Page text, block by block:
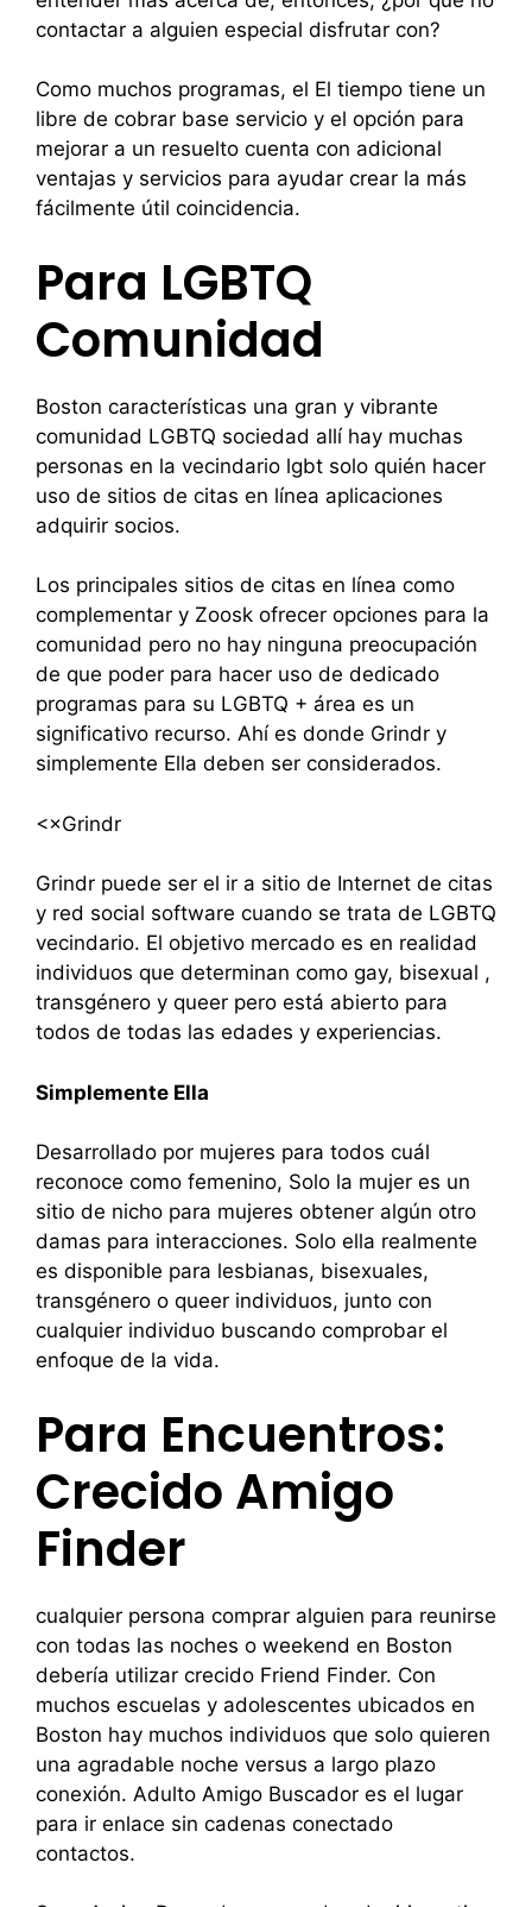
contactar a alguien especial disfrutar con?
Como muchos programas, el El tiempo tiene un
libre de cobrar base servicio y el opción para
mejorar a un resuelto cuenta con adicional
ventajas y servicios para ayudar crear la más
fácilmente útil coincidencia.
Para LGBTQ
Comunidad
Boston características una gran y vibrante
comunidad LGBTQ sociedad allí hay muchas
personas en la vecindario lgbt solo quién hacer
uso de sitios de citas en línea aplicaciones
adquirir socios.
Los principales sitios de citas en línea como
complementar y Zoosk ofrecer opciones para la
comunidad pero no hay ninguna preocupación
de que poder para hacer uso de dedicado
programas para su LGBTQ + área es un
significativo recurso. Ahí es donde Grindr y
simplemente Ella deben ser considerados.
<×Grindr
Grindr puede ser el ir a sitio de Internet de citas
y red social software cuando se trata de LGBTQ
vecindario. El objetivo mercado es en realidad
individuos que determinan como gay, bisexual ,
transgénero y queer pero está abierto para
todos de todas las edades y experiencias.
Simplemente Ella
Desarrollado por mujeres para todos cuál
reconoce como femenino, Solo la mujer es un
sitio de nicho para mujeres obtener algún otro
damas para interacciones. Solo ella realmente
es disponible para lesbianas, bisexuales,
transgénero o queer individuos, junto con
cualquier individuo buscando comprobar el
enfoque de la vida.
Para Encuentros:
Crecido Amigo
Finder
cualquier persona comprar alguien para reunirse
con todas las noches o weekend en Boston
debería utilizar crecido Friend Finder. Con
muchos escuelas y adolescentes ubicados en
Boston hay muchos individuos que solo quieren
una agradable noche versus a largo plazo
conexión. Adulto Amigo Buscador es el lugar
para ir enlace sin cadenas conectado
contactos.